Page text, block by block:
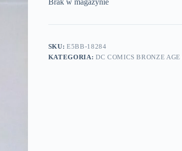
Brak w magazynie
SKU:E5BB-18284
KATEGORIA: DC COMICS BRONZE